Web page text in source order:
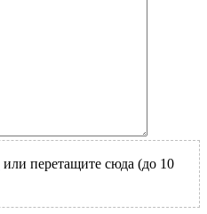
или перетащите сюда (до 10